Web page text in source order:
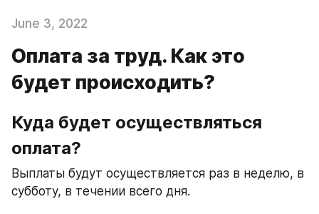
June 3, 2022
Оплата за труд. Как это
будет происходить?
Куда будет осуществляться
оплата?
Выплаты будут осуществляется раз в неделю, в
субботу, в течении всего дня.